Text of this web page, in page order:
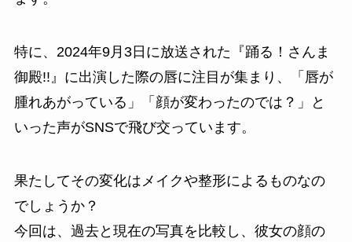
特に、2024年9月3日に放送された『踊る！さんま
御殿!!』に出演した際の唇に注目が集まり、「唇が
腫れあがっている」「顔が変わったのでは？」と
いった声がSNSで飛び交っています。
果たしてその変化はメイクや整形によるものなの
でしょうか？
今回は、過去と現在の写真を比較し、彼女の顔の